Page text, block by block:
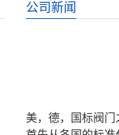
公司新闻
美，德，国标阀门